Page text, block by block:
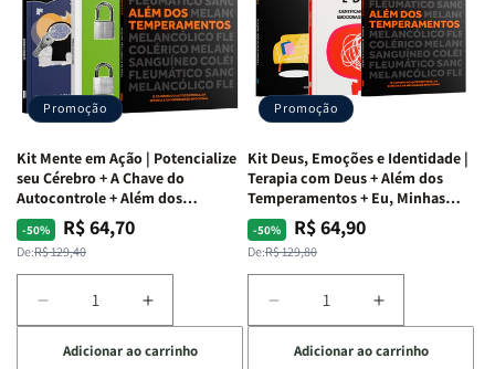
|
O
Vício
Agradar
a
Todos
+
Raiz
da
Rejeição
Insatisfação.
|
O
Vício
de
Agradar
Todos
+
Raiz
O
Insatisfação.
Livro
+
Devocional
|
Livro
+
Devocional
Promoção
Kit Mente em Ação | Potencialize
seu Cérebro + A Chave do
Autocontrole + Além dos
Temperamentos
-50%
Preço
normal
De:R$ 129,40
Preço
promocional
R$ 64,70
Diminuir
a
quantidade
Aumentar
a
quantidade
Adicionar ao carrinho
Promoção
Kit Deus, Emoções e Identidade |
Terapia com Deus + Além dos
Temperamentos + Eu, Minhas
Feridas e Deus
-50%
Preço
normal
De:R$ 129,80
Preço
promocional
R$ 64,90
Diminuir
a
quantidade
Aumentar
a
quantidade
Adicionar ao carrinho